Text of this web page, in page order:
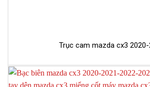
Trục cam mazda cx3